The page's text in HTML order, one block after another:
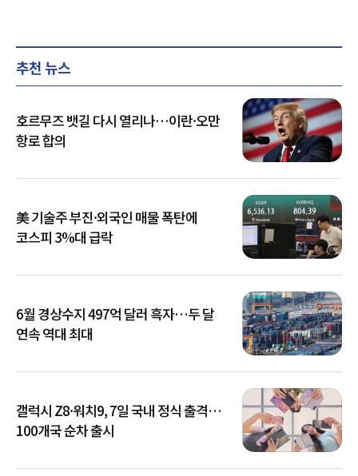
추천 뉴스
호르무즈 뱃길 다시 열리나…이란·오만
항로 합의
美 기술주 부진·외국인 매물 폭탄에
코스피 3%대 급락
6월 경상수지 497억 달러 흑자…두 달
연속 역대 최대
갤럭시 Z8·워치9, 7일 국내 정식 출격…
100개국 순차 출시